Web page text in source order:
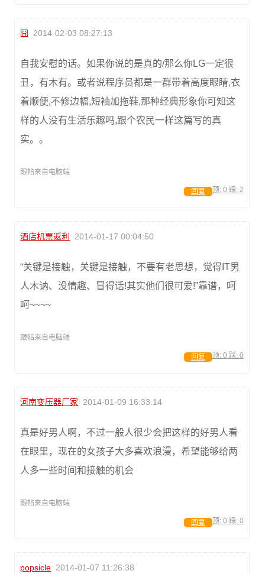
囧 2014-02-03 08:27:13
自我安慰的话。如果你说的是真的/那么你LG一定很
丑，有木有。或者说程序员都是一群带着高度眼睛,衣
着顺便,不修边幅,短袖加拖鞋,那种经典形象你可知这
样的人没有生活乐趣吗,跟个农民一样这篇写的真
实。。
跟帖来自电脑端
顶: 0 踩: 2
回复
酒店机票返利 2014-01-17 00:04:50
“关键是接触，关键是接触，不要有老思想，觉得IT男
人木讷、没情趣、冒得话!其实他们很可爱!”靠谱，呵
呵~~~~
跟帖来自电脑端
顶: 0 踩: 0
回复
河南变压器厂家 2014-01-09 16:33:14
真是好男人啊，不过一般人很少会把这样的好男人看
在眼里，现在的女孩子大多喜欢浪漫，希望能够给两
人多一些时间和接触的机会
跟帖来自电脑端
顶: 0 踩: 0
回复
popsicle 2014-01-07 11:26:38